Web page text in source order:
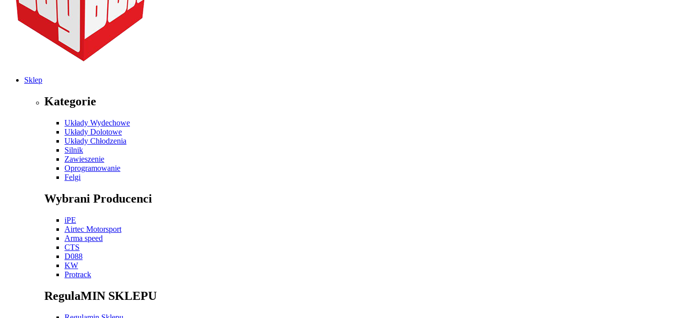
Sklep
Kategorie
Układy Wydechowe
Układy Dolotowe
Układy Chłodzenia
Silnik
Zawieszenie
Oprogramowanie
Felgi
Wybrani Producenci
iPE
Airtec Motorsport
Arma speed
CTS
D088
KW
Protrack
RegulaMIN SKLEPU